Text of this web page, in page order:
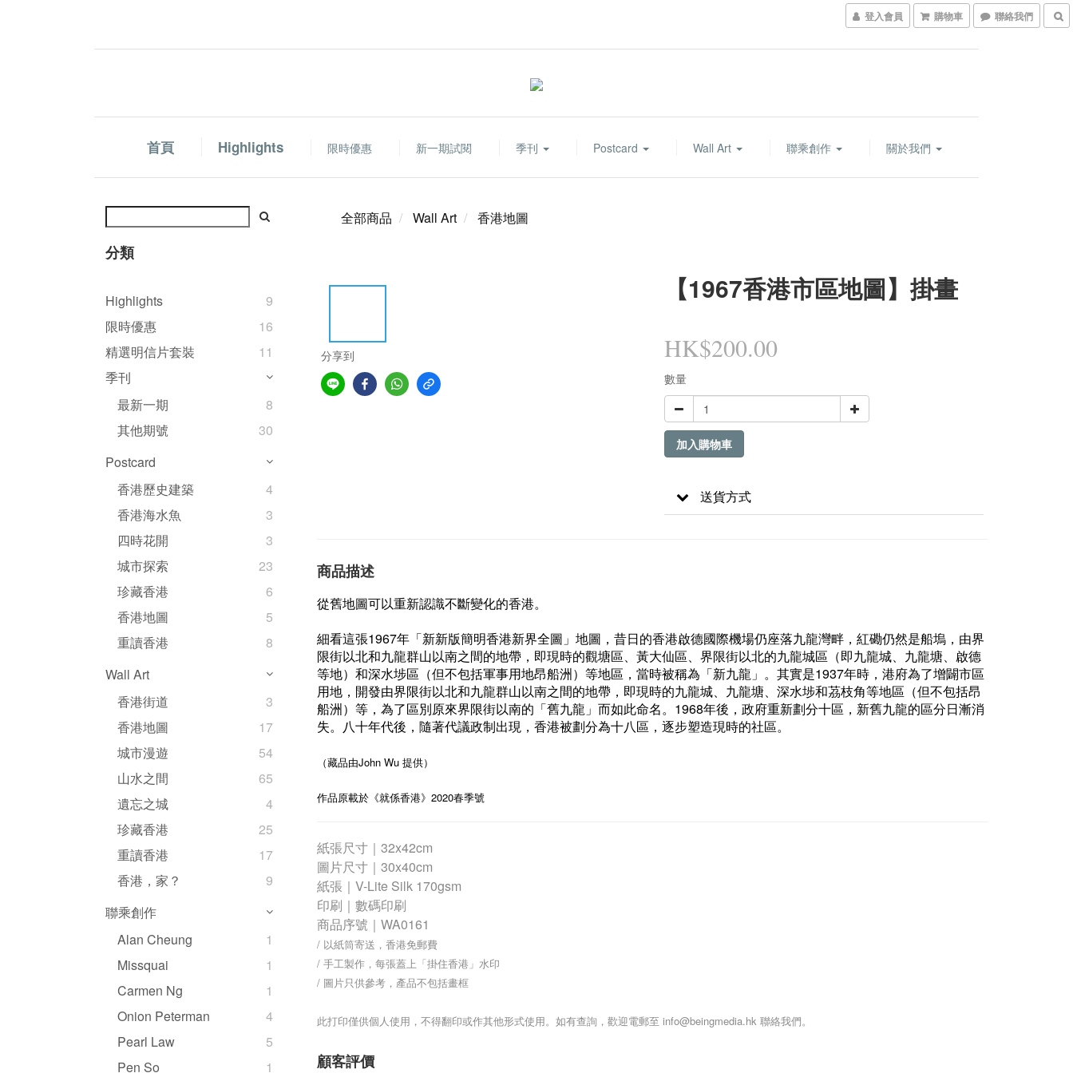
登入會員 購物車 聯絡我們
首頁 Highlights 限時優惠 新一期試閱 季刊 Postcard Wall Art 聯乘創作 關於我們
分類
Highlights
9
限時優惠
16
精選明信片套裝
11
季刊
最新一期
8
其他期號
30
Postcard
香港歷史建築
4
香港海水魚
3
四時花開
3
城市探索
23
珍藏香港
6
香港地圖
5
重讀香港
8
Wall Art
香港街道
3
香港地圖
17
城市漫遊
54
山水之間
65
遺忘之城
4
珍藏香港
25
重讀香港
17
香港，家？
9
聯乘創作
Alan Cheung
1
Missquai
1
Carmen Ng
1
Onion Peterman
4
Pearl Law
5
Pen So
1
全部商品 Wall Art 香港地圖
分享到
【1967香港市區地圖】掛畫
HK$200.00
數量
加入購物車
送貨方式
商品描述
從舊地圖可以重新認識不斷變化的香港。
細看這張1967年「新新版簡明香港新界全圖」地圖，昔日的香港啟德國際機場仍座落九龍灣畔，紅磡仍然是船塢，由界
限街以北和九龍群山以南之間的地帶，即現時的觀塘區、黃大仙區、界限街以北的九龍城區（即九龍城、九龍塘、啟德
等地）和深水埗區（但不包括軍事用地昂船洲）等地區，當時被稱為「新九龍」。其實是1937年時，港府為了增闢市區
用地，開發由界限街以北和九龍群山以南之間的地帶，即現時的九龍城、九龍塘、深水埗和茘枝角等地區（但不包括昂
船洲）等，為了區別原來界限街以南的「舊九龍」而如此命名。1968年後，政府重新劃分十區，新舊九龍的區分日漸消
失。八十年代後，隨著代議政制出現，香港被劃分為十八區，逐步塑造現時的社區。
（藏品由John Wu 提供）
作品原載於《就係香港》2020春季號
紙張尺寸｜32x42cm
圖片尺寸｜ 30x40cm
紙張｜V-Lite Silk 170gsm
印刷｜數碼印刷
商品序號｜WA0161
/ 以紙筒寄送，香港免郵費
/ 手工製作，每張蓋上「掛住香港」水印
/ 圖片只供參考，產品不包括畫框
此打印僅供個人使用，不得翻印或作其他形式使用。如有查詢，歡迎電郵至 info@beingmedia.hk 聯絡我們。
顧客評價